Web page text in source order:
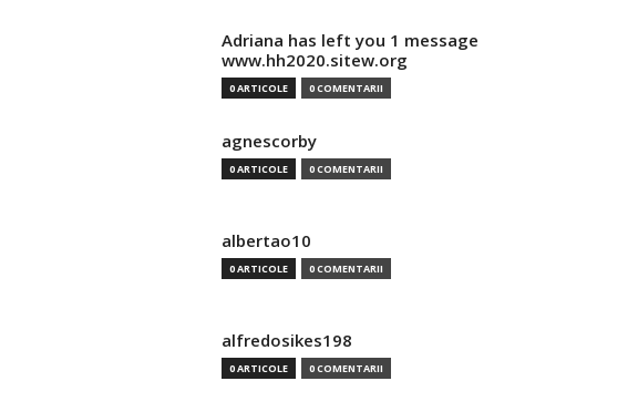
Adriana has left you 1 message
www.hh2020.sitew.org
0 ARTICOLE 0 COMENTARII
agnescorby
0 ARTICOLE 0 COMENTARII
albertao10
0 ARTICOLE 0 COMENTARII
alfredosikes198
0 ARTICOLE 0 COMENTARII